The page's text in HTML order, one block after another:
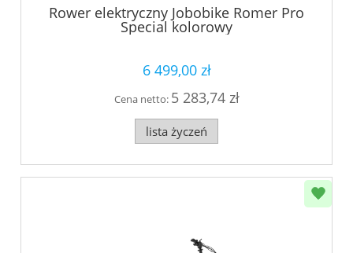
Rower elektryczny Jobobike Romer Pro
Special kolorowy
6 499,00 zł
Cena netto: 5 283,74 zł
lista życzeń